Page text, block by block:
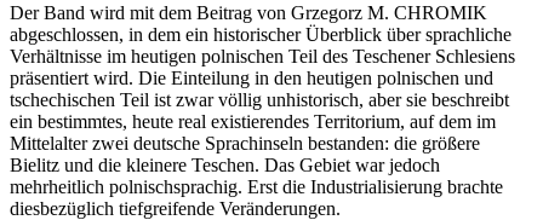
Der Band wird mit dem Beitrag von Grzegorz M. CHROMIK
abgeschlossen, in dem ein historischer Überblick über sprachliche
Verhältnisse im heutigen polnischen Teil des Teschener Schlesiens
präsentiert wird. Die Einteilung in den heutigen polnischen und
tschechischen Teil ist zwar völlig unhistorisch, aber sie beschreibt
ein bestimmtes, heute real existierendes Territorium, auf dem im
Mittelalter zwei deutsche Sprachinseln bestanden: die größere
Bielitz und die kleinere Teschen. Das Gebiet war jedoch
mehrheitlich polnischsprachig. Erst die Industrialisierung brachte
diesbezüglich tiefgreifende Veränderungen.